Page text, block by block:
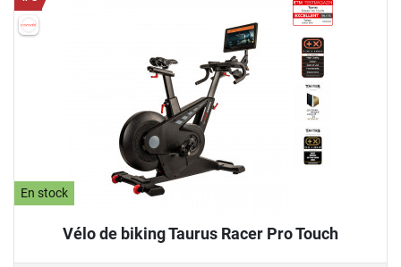
En stock
Vélo de biking Taurus Racer Pro Touch